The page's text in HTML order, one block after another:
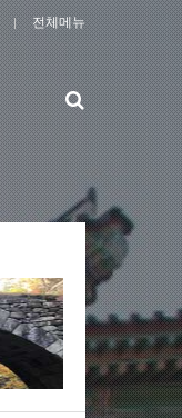
전체메뉴
검
색